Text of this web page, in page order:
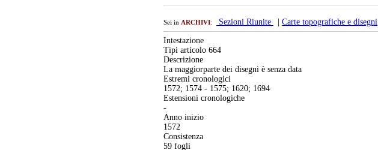
Sei in ARCHIVI: Sezioni Riunite Carte topografiche e disegni
Intestazione
Tipi articolo 664
Descrizione
La maggiorparte dei disegni è senza data
Estremi cronologici
1572; 1574 - 1575; 1620; 1694
Estensioni cronologiche
-
Anno inizio
1572
Consistenza
59 fogli